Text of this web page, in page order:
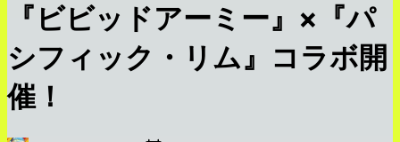
『ビビッドアーミー』×『パ
シフィック・リム』コラボ開
催！